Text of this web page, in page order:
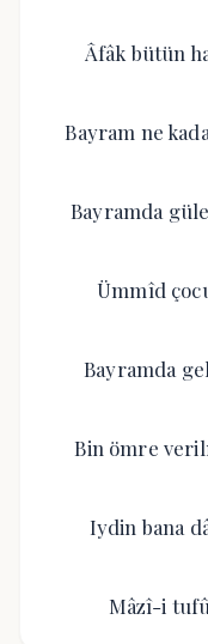
Âfâk bütün
Bayram ne
Bayramda
Ümmîd
Bayramda
Bin ömre
Iydin bana
Mâzî-i